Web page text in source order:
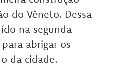
do Vêneto. Dessa
na segunda
abrigar os
da cidade.